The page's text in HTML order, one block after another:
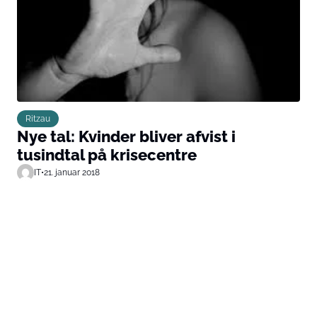
Ritzau
Nye tal: Kvinder bliver afvist i
tusindtal på krisecentre
IT•21. januar 2018